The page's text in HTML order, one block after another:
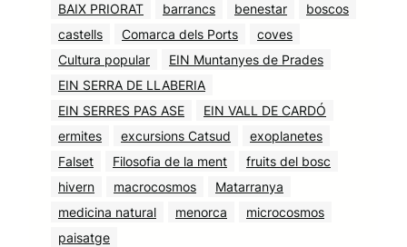
BAIX PRIORAT
barrancs benestar
boscos
castells
Comarca dels Ports
coves
Cultura popular
EIN Muntanyes de Prades
EIN SERRA DE LLABERIA
EIN SERRES PAS ASE
EIN VALL DE CARDÓ
ermites
excursions Catsud
exoplanetes
Falset
Filosofia de la ment
fruits del bosc
hivern
macrocosmos
Matarranya
medicina natural
menorca
microcosmos
paisatge